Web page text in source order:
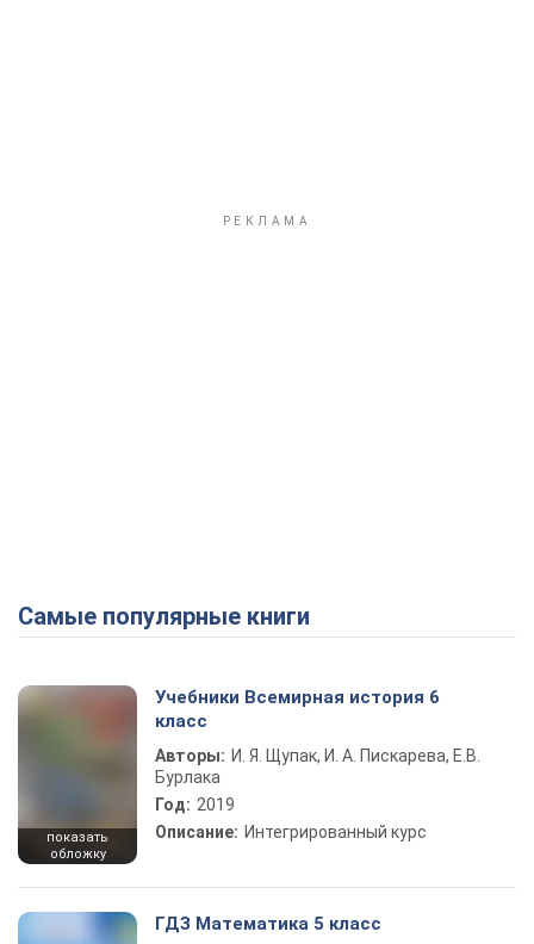
Самые популярные книги
показать
обложку
Учебники Всемирная история 6
класс
Авторы: И. Я. Щупак, И. А. Пискарева, Е.В.
Бурлака
Год: 2019
Описание: Интегрированный курс
ГДЗ Математика 5 класс